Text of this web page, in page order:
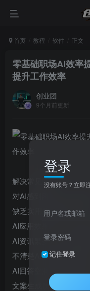
首页 教程 软件 正文
零基础职场AI效率
提升工作效率
创业团
9个月前更新
解决常见问题：
对AI感到困惑，不知如
缺乏实用的免费AI工具。
AI应用效果不佳，感觉
AI资讯繁多，难以落地
不清楚AI的具体应用场
AI回答空洞，缺乏实用
文案生成质量差，缺乏
登录
没有账号？立即
用户名或邮箱
登录密码
记住登录